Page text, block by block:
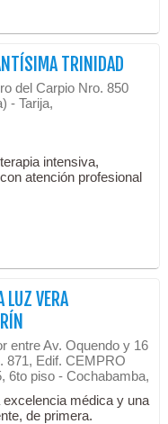
TRINIDAD
del Carpio Nro. 850
- Tarija,
intensiva,
atención profesional
LUZ VERA
entre Av. Oquendo y 16
871, Edif. CEMPRO
6to piso - Cochabamba,
médica y una
de primera.